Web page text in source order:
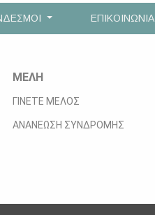
ΕΠΙΚΟΙΝΩΝΙΑ
ΜΕΛΗ
ΓΙΝΕΤΕ ΜΕΛΟΣ
ΑΝΑΝΕΩΣΗ ΣΥΝΔΡΟΜΗΣ